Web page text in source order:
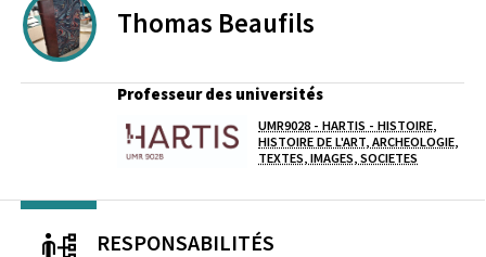
Thomas Beaufils
Professeur des universités
Laboratoire / équipe
UMR9028 - HARTIS - HISTOIRE,
HISTOIRE DE L'ART, ARCHEOLOGIE,
TEXTES, IMAGES, SOCIETES
RESPONSABILITÉS